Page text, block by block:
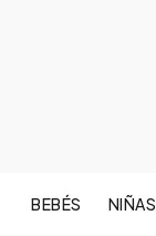
BEBÉS NIÑAS